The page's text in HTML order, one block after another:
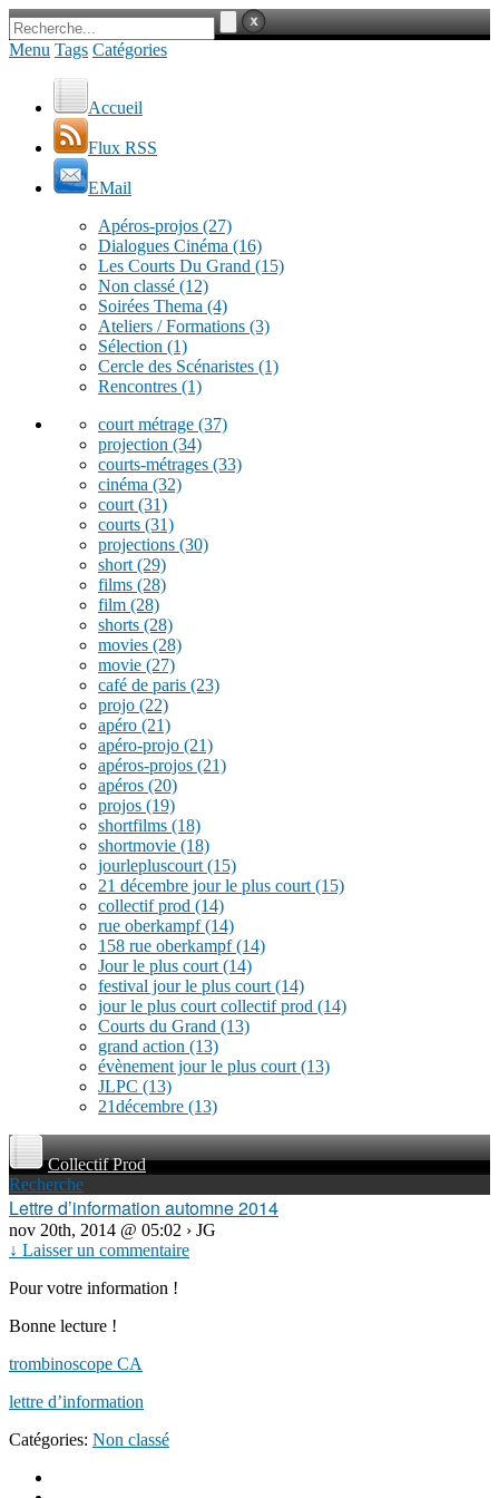
Menu Tags Catégories
Accueil
Flux RSS
EMail
Apéros-projos (27)
Dialogues Cinéma (16)
Les Courts Du Grand (15)
Non classé (12)
Soirées Thema (4)
Ateliers / Formations (3)
Sélection (1)
Cercle des Scénaristes (1)
Rencontres (1)
court métrage (37)
projection (34)
courts-métrages (33)
cinéma (32)
court (31)
courts (31)
projections (30)
short (29)
films (28)
film (28)
shorts (28)
movies (28)
movie (27)
café de paris (23)
projo (22)
apéro (21)
apéro-projo (21)
apéros-projos (21)
apéros (20)
projos (19)
shortfilms (18)
shortmovie (18)
jourlepluscourt (15)
21 décembre jour le plus court (15)
collectif prod (14)
rue oberkampf(14)
158 rue oberkampf(14)
Jour le plus court (14)
festival jour le plus court (14)
jour le plus court collectif prod (14)
Courts du Grand (13)
grand action (13)
évènement jour le plus court (13)
JLPC (13)
21décembre (13)
Collectif Prod
Recherche
Lettre d’information automne 2014
nov 20th, 2014 @ 05:02 › JG
↓ Laisser un commentaire
Pour votre information !
Bonne lecture !
trombinoscope CA
lettre d’information
Catégories: Non classé